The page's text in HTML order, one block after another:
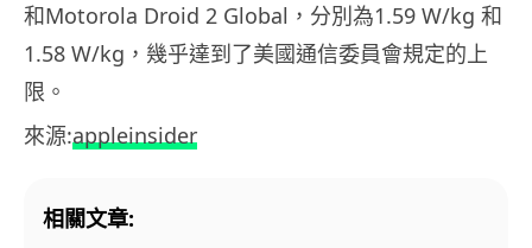
和Motorola Droid 2 Global，分別為1.59 W/kg 和
1.58 W/kg，幾乎達到了美國通信委員會規定的上
限。
來源:appleinsider
相關文章: